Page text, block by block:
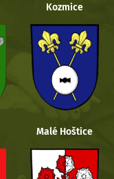
Kozmice
Malé Hoštice